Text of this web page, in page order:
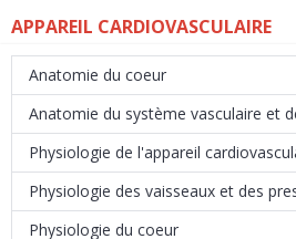
APPAREIL CARDIOVASCULAIRE
Anatomie du coeur
Anatomie du système vasculaire et
Physiologie de l'appareil
Physiologie des vaisseaux et des
Physiologie du coeur